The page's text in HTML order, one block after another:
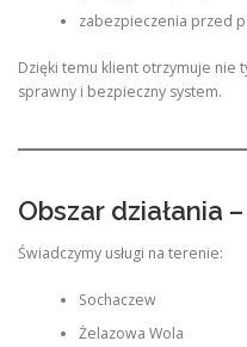
zabezpieczenia przed
Dzięki temu klient otrzymuje nie
sprawny i bezpieczny system.
Obszar działania
Świadczymy usługi na terenie:
Sochaczew
Żelazowa Wola